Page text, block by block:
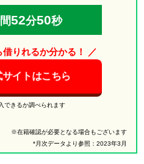
52分49秒
借りれるか分かる！ ／
サイトはこちら
できるか調べられます
※在籍確認が必要となる場合もございます
*月次データより参照：2023年3月